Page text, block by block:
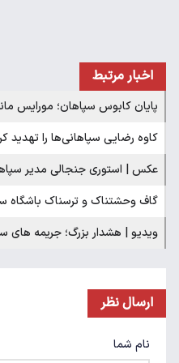
اخبار مرتبط
پایان کابوس سپاهان؛ مورایس
کاوه رضایی سپاهانی‌ها را تهدید
عکس | استوری جنجالی مدیر
گاف وحشتناک و ترسناک باشگاه
ویدیو | هشدار بزرگ؛ جریمه های
ارسال نظر
نام شما